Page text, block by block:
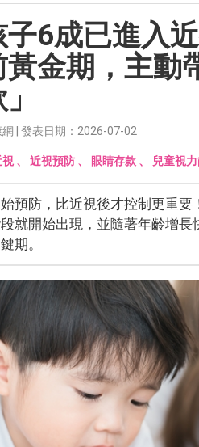
子6成已進入
黃金期，主動
| 發表日期：2026-07-02
視、 近視預防、 眼睛存款、 兒童視
預防，比近視後才控制更重
就開始出現，並隨著年齡增
期。